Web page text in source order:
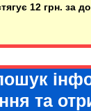
12 грн. за
та